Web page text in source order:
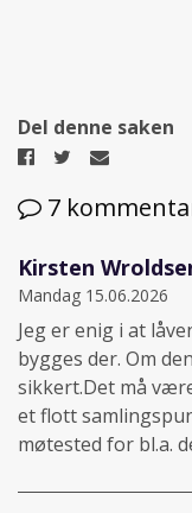
Del denne saken
Del
Facebook
Del
Twitter
Del
epost
7
Kirsten
Mandag 15.06.2026
Jeg er enig i at
bygges der. Om
sikkert.Det må
et flott
møtested for bl.a.